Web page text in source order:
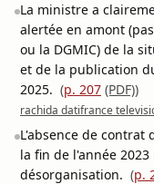
La ministre a
alertée en amont
ou la DGMIC) de la
et de la publication
2025. (p. 207 (PDF))
rachida datifrance
L'absence de contrat
la fin de l'année
désorganisation. (p.